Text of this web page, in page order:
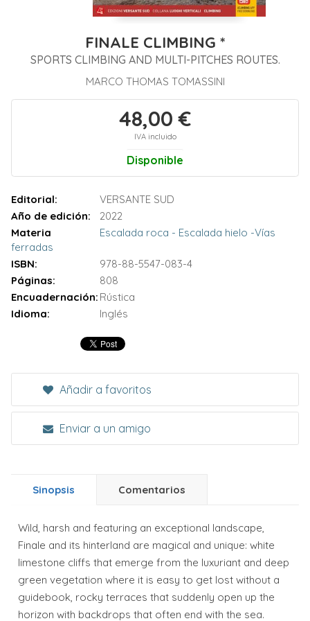
FINALE CLIMBING *
SPORTS CLIMBING AND MULTI-PITCHES ROUTES.
MARCO THOMAS TOMASSINI
48,00 €
IVA incluido
Disponible
Editorial:
VERSANTE SUD
Año de edición:
2022
Materia
Escalada roca - Escalada hielo -Vías
ferradas
ISBN:
978-88-5547-083-4
Páginas:
808
Encuadernación: Rústica
Idioma:
Inglés
Añadir a favoritos
Enviar a un amigo
Sinopsis Comentarios
Wild, harsh and featuring an exceptional landscape,
Finale and its hinterland are magical and unique: white
limestone cliffs that emerge from the luxuriant and deep
green vegetation where it is easy to get lost without a
guidebook, rocky terraces that suddenly open up the
horizon with backdrops that often end with the sea.